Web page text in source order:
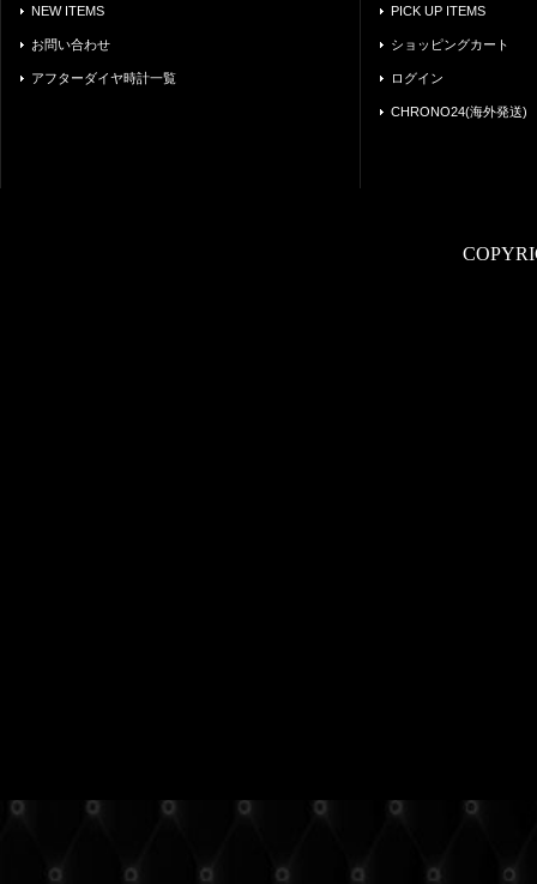
NEW ITEMS
お問い合わせ
アフターダイヤ時計一覧
PICK UP ITEMS
ショッピングカート
ログイン
CHRONO24(海外発送)